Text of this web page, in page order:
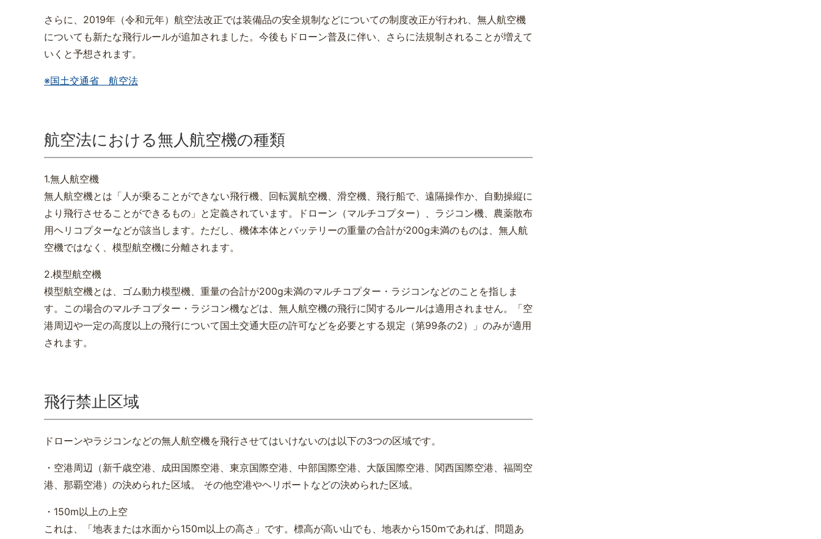
さらに、2019年（令和元年）航空法改正では装備品の安全規制などについての制度改正が行われ、無人航空機
についても新たな飛行ルールが追加されました。今後もドローン普及に伴い、さらに法規制されることが増えて
いくと予想されます。
※国土交通省 航空法
航空法における無人航空機の種類
1.無人航空機
無人航空機とは「人が乗ることができない飛行機、回転翼航空機、滑空機、飛行船で、遠隔操作か、自動操縦に
より飛行させることができるもの」と定義されています。ドローン（マルチコプター）、ラジコン機、農薬散布
用ヘリコプターなどが該当します。ただし、機体本体とバッテリーの重量の合計が200g未満のものは、無人航
空機ではなく、模型航空機に分離されます。
2.模型航空機
模型航空機とは、ゴム動力模型機、重量の合計が200g未満のマルチコプター・ラジコンなどのことを指しま
す。この場合のマルチコプター・ラジコン機などは、無人航空機の飛行に関するルールは適用されません。「空
港周辺や一定の高度以上の飛行について国土交通大臣の許可などを必要とする規定（第99条の2）」のみが適用
されます。
飛行禁止区域
ドローンやラジコンなどの無人航空機を飛行させてはいけないのは以下の3つの区域です。
・空港周辺（新千歳空港、成田国際空港、東京国際空港、中部国際空港、大阪国際空港、関西国際空港、福岡空
港、那覇空港）の決められた区域。 その他空港やヘリポートなどの決められた区域。
・150m以上の上空
これは、「地表または水面から150m以上の高さ」です。標高が高い山でも、地表から150mであれば、問題あ